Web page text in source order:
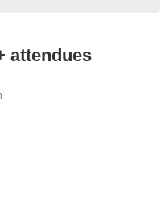
attendues